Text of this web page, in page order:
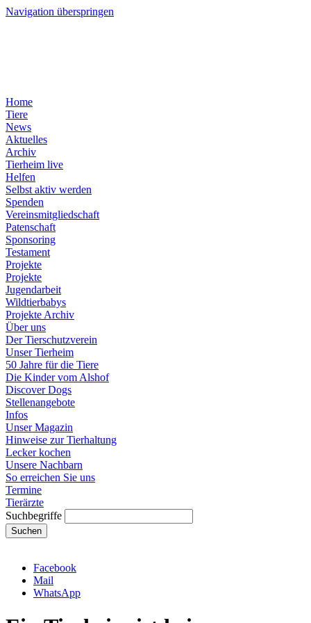
Navigation überspringen
Home
Tiere
News
Aktuelles
Archiv
Tierheim live
Helfen
Selbst aktiv werden
Spenden
Vereinsmitgliedschaft
Patenschaft
Sponsoring
Testament
Projekte
Projekte
Jugendarbeit
Wildtierbabys
Projekte Archiv
Über uns
Der Tierschutzverein
Unser Tierheim
50 Jahre für die Tiere
Die Kinder vom Alshof
Discover Dogs
Stellenangebote
Infos
Unser Magazin
Hinweise zur Tierhaltung
Lecker kochen
Unsere Nachbarn
So erreichen Sie uns
Termine
Tierärzte
Suchbegriffe
Suchen
Facebook
Mail
WhatsApp